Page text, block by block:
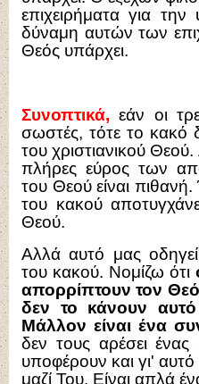
επιχειρήματα για
δύναμη αυτών των
Θεός υπάρχει.
Συνοπτικά, εάν οι
σωστές, τότε το κακό
του χριστιανικού
πλήρες εύρος των
του Θεού είναι
του κακού
Θεού.
Αλλά αυτό μας
του κακού. Νομίζω ότι
απορρίπτουν τον Θεό
δεν το κάνουν αυτό
Μάλλον είναι ένα
δεν τους αρέσει
υποφέρουν και γι'
μαζί Του. Είναι απλά